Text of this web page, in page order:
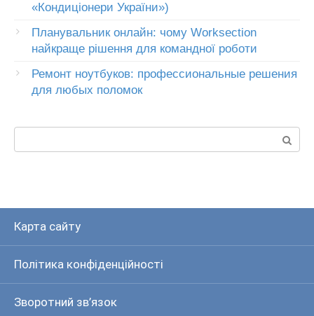
«Кондиціонери України»)
Планувальник онлайн: чому Worksection
найкраще рішення для командної роботи
Ремонт ноутбуков: профессиональные решения
для любых поломок
Карта сайту
Політика конфіденційності
Зворотний зв’язок